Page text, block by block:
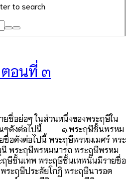
to search
อนที่ ๓
ยชื่อย่อๆ ในส่วนหนึ่งของพระฤษีใน
นๆดังต่อไปนี้ ๑.พระฤษีชั้นพรหม
อดังต่อไปนี้ พระฤษีพรหมเมศร์ พระ
พระฤษีพรหมนารถ พระฤษีพรหม
นเทพ พระฤษีชั้นเทพนั้นมีรายชื่อ
ระฤษีประลัยโกฏิ พระฤษีนารอด